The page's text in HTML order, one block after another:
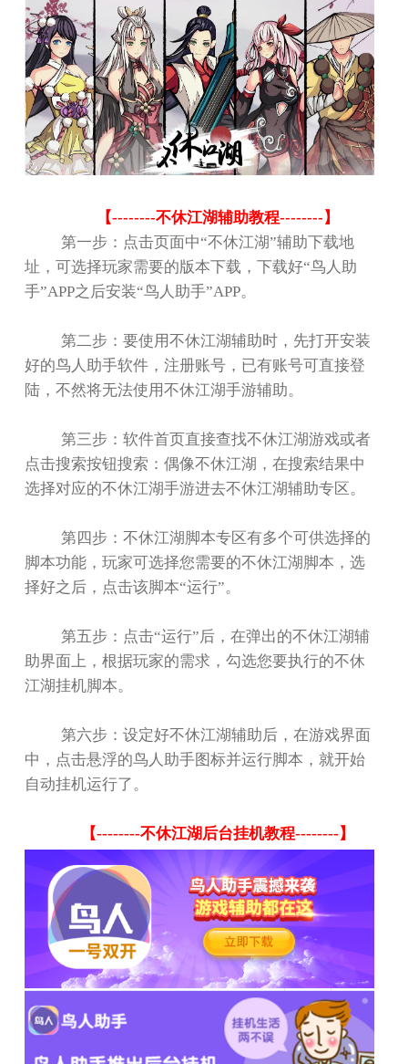
【--------不休江湖辅助教程--------】
第一步：点击页面中“不休江湖”辅助下载地
址，可选择玩家需要的版本下载，下载好“鸟人助
手”APP之后安装“鸟人助手”APP。
第二步：要使用不休江湖辅助时，先打开安装
好的鸟人助手软件，注册账号，已有账号可直接登
陆，不然将无法使用不休江湖手游辅助。
第三步：软件首页直接查找不休江湖游戏或者
点击搜索按钮搜索：偶像不休江湖，在搜索结果中
选择对应的不休江湖手游进去不休江湖辅助专区。
第四步：不休江湖脚本专区有多个可供选择的
脚本功能，玩家可选择您需要的不休江湖脚本，选
择好之后，点击该脚本“运行”。
第五步：点击“运行”后，在弹出的不休江湖辅
助界面上，根据玩家的需求，勾选您要执行的不休
江湖挂机脚本。
第六步：设定好不休江湖辅助后，在游戏界面
中，点击悬浮的鸟人助手图标并运行脚本，就开始
自动挂机运行了。
【--------不休江湖后台挂机教程--------】